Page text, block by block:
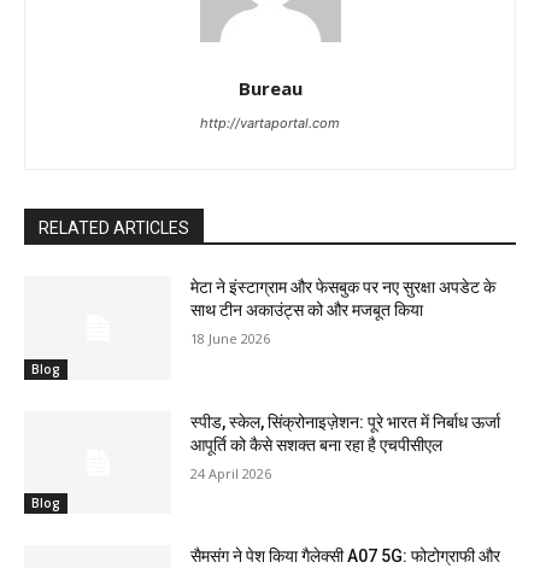
Bureau
http://vartaportal.com
RELATED ARTICLES
Blog
मेटा ने इंस्टाग्राम और फेसबुक पर नए सुरक्षा अपडेट के
साथ टीन अकाउंट्स को और मजबूत किया
18 June 2026
Blog
स्पीड, स्केल, सिंक्रोनाइज़ेशन: पूरे भारत में निर्बाध ऊर्जा
आपूर्ति को कैसे सशक्त बना रहा है एचपीसीएल
24 April 2026
सैमसंग ने पेश किया गैलेक्सी A07 5G: फोटोग्राफी और